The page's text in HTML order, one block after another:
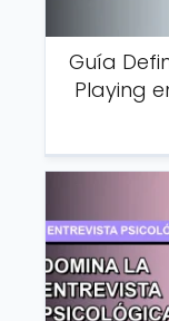
Guía
Playing